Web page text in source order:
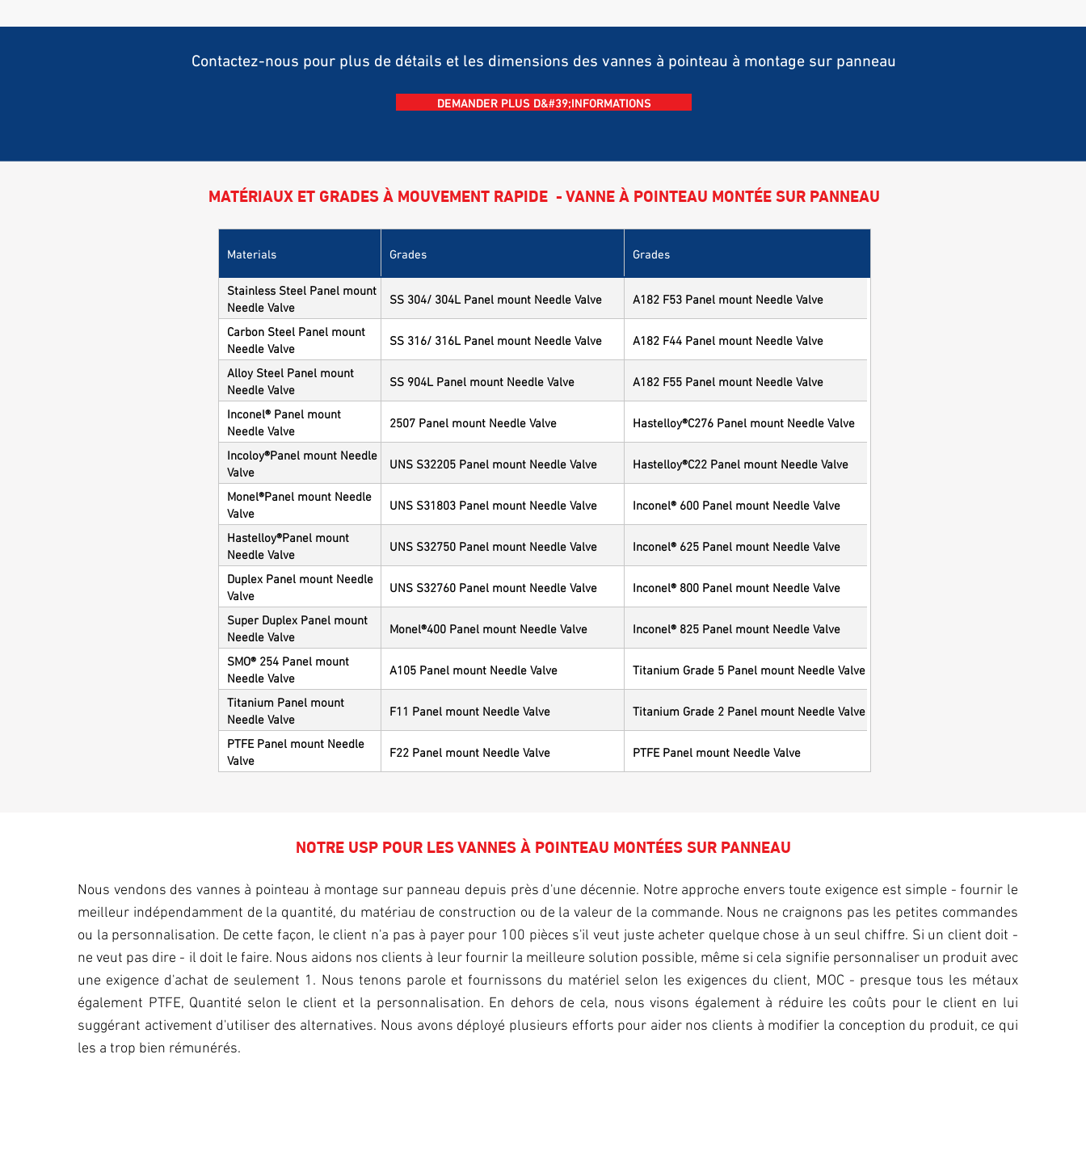
Contactez-nous pour plus de détails et les dimensions des vannes à pointeau à montage sur panneau
DEMANDER PLUS D&#39;INFORMATIONS
MATÉRIAUX ET GRADES À MOUVEMENT RAPIDE - VANNE À POINTEAU MONTÉE SUR PANNEAU
Materials Grades Grades
Stainless Steel Panel mount
Needle Valve
SS 304/ 304L Panel mount Needle Valve
A182 F53 Panel mount Needle Valve
Carbon Steel Panel mount
Needle Valve
SS 316/ 316L Panel mount Needle Valve
A182 F44 Panel mount Needle Valve
Alloy Steel Panel mount
Needle Valve
SS 904L Panel mount Needle Valve
A182 F55 Panel mount Needle Valve
Inconel® Panel mount
Needle Valve
2507 Panel mount Needle Valve
Hastelloy®C276 Panel mount Needle Valve
Incoloy®Panel mount Needle
Valve
UNS S32205 Panel mount Needle Valve
Hastelloy®C22 Panel mount Needle Valve
Monel®Panel mount Needle
Valve
UNS S31803 Panel mount Needle Valve
Inconel® 600 Panel mount Needle Valve
Hastelloy®Panel mount
Needle Valve
UNS S32750 Panel mount Needle Valve
Inconel® 625 Panel mount Needle Valve
Duplex Panel mount Needle
Valve
UNS S32760 Panel mount Needle Valve
Inconel® 800 Panel mount Needle Valve
Super Duplex Panel mount
Needle Valve
Monel®400 Panel mount Needle Valve
Inconel® 825 Panel mount Needle Valve
SMO® 254 Panel mount
Needle Valve
A105 Panel mount Needle Valve
Titanium Grade 5 Panel mount Needle Valve
Titanium Panel mount
Needle Valve
F11 Panel mount Needle Valve
Titanium Grade 2 Panel mount Needle Valve
PTFE Panel mount Needle
Valve
F22 Panel mount Needle Valve PTFE Panel mount Needle Valve
NOTRE USP POUR LES VANNES À POINTEAU MONTÉES SUR PANNEAU
Nous vendons des vannes à pointeau à montage sur panneau depuis près d'une décennie. Notre approche envers toute exigence est simple - fournir le
meilleur indépendamment de la quantité, du matériau de construction ou de la valeur de la commande. Nous ne craignons pas les petites commandes
ou la personnalisation. De cette façon, le client n'a pas à payer pour 100 pièces s'il veut juste acheter quelque chose à un seul chiffre. Si un client doit -
ne veut pas dire - il doit le faire. Nous aidons nos clients à leur fournir la meilleure solution possible, même si cela signifie personnaliser un produit avec
une exigence d'achat de seulement 1. Nous tenons parole et fournissons du matériel selon les exigences du client, MOC - presque tous les métaux
également PTFE, Quantité selon le client et la personnalisation. En dehors de cela, nous visons également à réduire les coûts pour le client en lui
suggérant activement d'utiliser des alternatives. Nous avons déployé plusieurs efforts pour aider nos clients à modifier la conception du produit, ce qui
les a trop bien rémunérés.